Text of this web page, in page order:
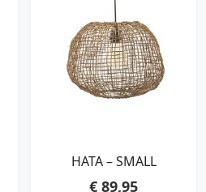
HATA – SMALL
€ 89,95